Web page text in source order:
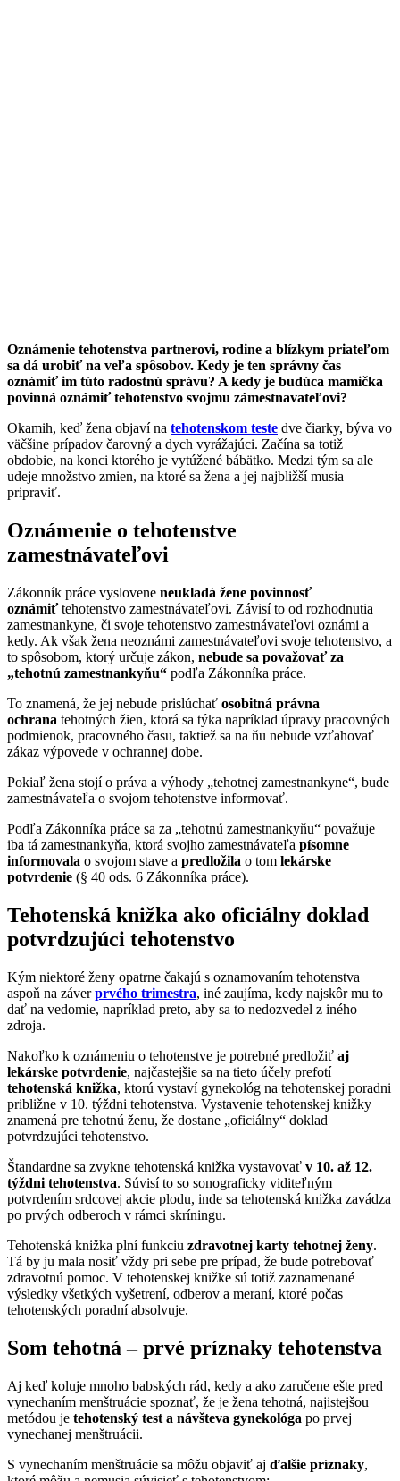
Oznámenie tehotenstva partnerovi, rodine a blízkym priateľom
sa dá urobiť na veľa spôsobov. Kedy je ten správny čas
oznámiť im túto radostnú správu? A kedy je budúca mamička
povinná oznámiť tehotenstvo svojmu zámestnavateľovi?
Okamih, keď žena objaví na tehotenskom teste dve čiarky, býva vo
väčšine prípadov čarovný a dych vyrážajúci. Začína sa totiž
obdobie, na konci ktorého je vytúžené bábätko. Medzi tým sa ale
udeje množstvo zmien, na ktoré sa žena a jej najbližší musia
pripraviť.
Oznámenie o tehotenstve
zamestnávateľovi
Zákonník práce vyslovene neukladá žene povinnosť
oznámiťtehotenstvo zamestnávateľovi. Závisí to od rozhodnutia
zamestnankyne, či svoje tehotenstvo zamestnávateľovi oznámi a
kedy. Ak však žena neoznámi zamestnávateľovi svoje tehotenstvo, a
to spôsobom, ktorý určuje zákon, nebude sa považovať za
„tehotnú zamestnankyňu“ podľa Zákonníka práce.
To znamená, že jej nebude prislúchať osobitná právna
ochrana tehotných žien, ktorá sa týka napríklad úpravy pracovných
podmienok, pracovného času, taktiež sa na ňu nebude vzťahovať
zákaz výpovede v ochrannej dobe.
Pokiaľ žena stojí o práva a výhody „tehotnej zamestnankyne“, bude
zamestnávateľa o svojom tehotenstve informovať.
Podľa Zákonníka práce sa za „tehotnú zamestnankyňu“ považuje
iba tá zamestnankyňa, ktorá svojho zamestnávateľa písomne
informovala o svojom stave a predložila o tom lekárske
potvrdenie (§ 40 ods. 6 Zákonníka práce).
Tehotenská knižka ako oficiálny doklad
potvrdzujúci tehotenstvo
Kým niektoré ženy opatrne čakajú s oznamovaním tehotenstva
aspoň na záverprvého trimestra, iné zaujíma, kedy najskôr mu to
dať na vedomie, napríklad preto, aby sa to nedozvedel z iného
zdroja.
Nakoľko k oznámeniu o tehotenstve je potrebné predložiť aj
lekárske potvrdenie, najčastejšie sa na tieto účely prefotí
tehotenská knižka, ktorú vystaví gynekológ na tehotenskej poradni
približne v 10. týždni tehotenstva. Vystavenie tehotenskej knižky
znamená pre tehotnú ženu, že dostane „oficiálny“ doklad
potvrdzujúci tehotenstvo.
Štandardne sa zvykne tehotenská knižka vystavovať v 10. až 12.
týždni tehotenstva. Súvisí to so sonograficky viditeľným
potvrdením srdcovej akcie plodu, inde sa tehotenská knižka zavádza
po prvých odberoch v rámci skríningu.
Tehotenská knižka plní funkciu zdravotnej karty tehotnej ženy.
Tá by ju mala nosiť vždy pri sebe pre prípad, že bude potrebovať
zdravotnú pomoc. V tehotenskej knižke sú totiž zaznamenané
výsledky všetkých vyšetrení, odberov a meraní, ktoré počas
tehotenských poradní absolvuje.
Som tehotná – prvé príznaky tehotenstva
Aj keď koluje mnoho babských rád, kedy a ako zaručene ešte pred
vynechaním menštruácie spoznať, že je žena tehotná, najistejšou
metódou je tehotenský test a návšteva gynekológa po prvej
vynechanej menštruácii.
S vynechaním menštruácie sa môžu objaviť aj ďalšie príznaky,